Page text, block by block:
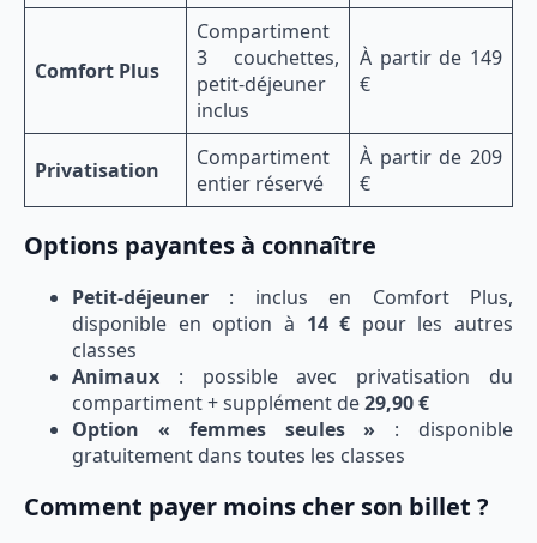
Comfort Plus
Compartiment
3 couchettes,
petit-déjeuner
inclus
À partir de 149
€
Privatisation
Compartiment
entier réservé
À partir de 209
€
Options payantes à connaître
Petit-déjeuner : inclus en Comfort Plus,
disponible en option à 14 € pour les autres
classes
Animaux : possible avec privatisation du
compartiment + supplément de29,90 €
Option « femmes seules » : disponible
gratuitement dans toutes les classes
Comment payer moins cher son billet ?